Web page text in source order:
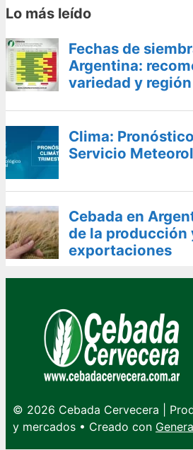
Lo más leído
Fechas de
Argentina:
variedad y región
Clima:
Servicio
Cebada en
de la producción
exportaciones
© 2026 Cebada Cervecera |
y mercados • Creado con